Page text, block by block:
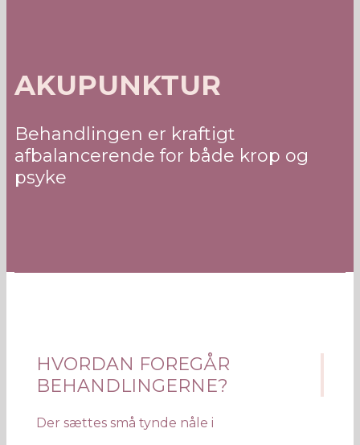
AKUPUNKTUR
Behandlingen er kraftigt
afbalancerende for både krop og
psyke
HVORDAN FOREGÅR
BEHANDLINGERNE?
Der sættes små tynde nåle i